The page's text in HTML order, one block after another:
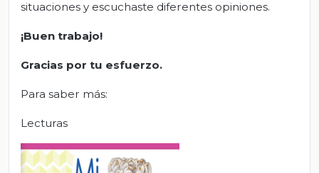
situaciones y escuchaste diferentes opiniones.
¡Buen trabajo!
Gracias por tu esfuerzo.
Para saber más:
Lecturas